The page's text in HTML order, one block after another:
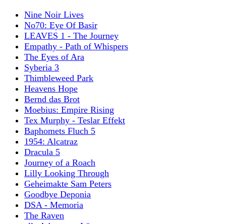
Nine Noir Lives
No70: Eye Of Basir
LEAVES 1 - The Journey
Empathy - Path of Whispers
The Eyes of Ara
Syberia 3
Thimbleweed Park
Heavens Hope
Bernd das Brot
Moebius: Empire Rising
Tex Murphy - Teslar Effekt
Baphomets Fluch 5
1954: Alcatraz
Dracula 5
Journey of a Roach
Lilly Looking Through
Geheimakte Sam Peters
Goodbye Deponia
DSA - Memoria
The Raven